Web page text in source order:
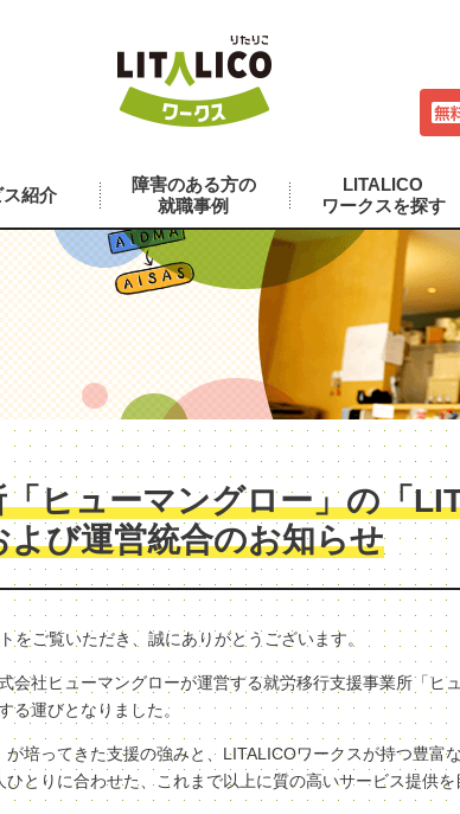
紹介
障害のある方の
就職事例
LITALICO
ワークスを探す
ヒューマングロー」の「
び運営統合のお知らせ
をご覧いただき、誠にありがとうございます。
会社ヒューマングローが運営する就労移行支援事業所「ヒ
る運びとなりました。
培ってきた支援の強みと、LITALICOワークスが持つ豊富
とりに合わせた、これまで以上に質の高いサービス提供